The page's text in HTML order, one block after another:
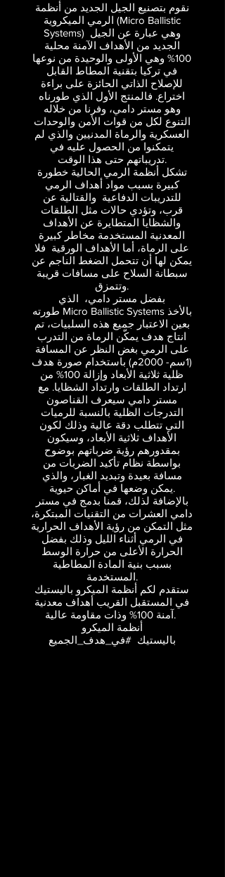
50.
BMG
دورة العمر
مكفولة
1
K
22
LR.
الحد الأقصى
لدورة العمر
20
K
معلومات السعر
نقوم بتصنيع الجيل الجديد من أنظمة
الرمي الميكروية (Micro Ballistic
Systems) وهي عبارة عن الجيل
الجديد من الأهداف الآمنة محلية
100% وهي الأولى والوحيدة من نوعها
في تركيا بتقنية المطاط القابل
للإصلاح الذاتي الحائزة على براءة
اختراع. فالمنتج الأول الذي طورناه
وهو مستر دامي، وفرنا من خلاله
التنوع لكل من قوات الأمن والوحدات
العسكرية والرماة المدنيين والذي لم
يتمكنوا من الحصول عليه في
تدريباتهم حتى هذا الوقت.
تشكل أنظمة الرمي الحالية خطورة
كبيرة بسبب مواد أهداف الرمي
للتدريبات الدفاعية والقتالية عن
قرب، وتؤدي حالات مثل الطلقات
والشظايا المتطايرة عن الأهداف
المعدنية المستخدمة مخاطر كبيرة
على الرماة، أما الأهداف الورقية فلا
يمكن لها أن تتحمل الضغط الناجم عن
سبطانة السلاح على مسافات قريبة
وتتمزق.
بفضل مستر دامي، الذي
طورته Micro Ballistic Systems بالأخذ
بعين الاعتبار جميع هذه السلبيات، تم
انتاج هدف يمكّن الرماة من التدرب
على الرمي بغض النظر عن المسافة
(1سم- 2000م) باستخدام صورة هدف
ظلية ثلاثية الأبعاد وإزالة 100% من
ارتداد الطلقات وارتداد الشظايا. مع
مستر دامي سيعرف القناصون
التدرجات الظلية بالنسبة للرميات
التي تتطلب دقة عالية وذلك لكون
الأهداف ثلاثية الأبعاد، وسيكون
بمقدورهم رؤية ضرباتهم بوضوح
بواسطة نظام تأكيد الضربات من
مسافة بعيدة وتبديد الغبار، والذي
يمكن وضعها في أماكن حيوية.
بالإضافة لذلك، قمنا بدمج في مستر
دامي العشرات من التقنيات المبتكرة،
مثل التمكن من رؤية الأهداف الحرارية
في الرمي أثناء الليل وذلك بفضل
الحرارة الأعلى من حرارة الوسط
بسبب بنية المادة المطاطية
المستخدمة.
ستقدم لكم أنظمة الميكرو باليستيك
في المستقبل القريب أهداف معدنية
آمنة 100% وذات مقاومة عالية.
أنظمة الميكرو
باليستيك #في_هدف_الجميع